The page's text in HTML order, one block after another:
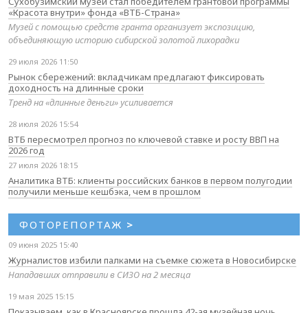
«Красота внутри» фонда «ВТБ-Страна»
Музей с помощью средств гранта организует экспозицию,
объединяющую историю сибирской золотой лихорадки
29 июля 2026 11:50
Рынок сбережений: вкладчикам предлагают фиксировать
доходность на длинные сроки
Тренд на «длинные деньги» усиливается
28 июля 2026 15:54
ВТБ пересмотрел прогноз по ключевой ставке и росту ВВП на
2026 год
27 июля 2026 18:15
Аналитика ВТБ: клиенты российских банков в первом полугодии
получили меньше кешбэка, чем в прошлом
ФОТОРЕПОРТАЖ >
09 июня 2025 15:40
Журналистов избили палками на съемке сюжета в Новосибирске
Нападавших отправили в СИЗО на 2 месяца
19 мая 2025 15:15